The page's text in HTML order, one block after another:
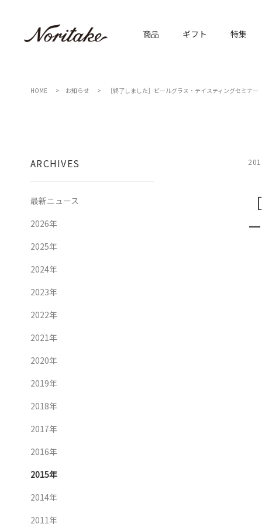
商品 ギフト 特集
HOME お知らせ ［終了しました］ビールグラス・テイスティングセミナー
ARCHIVES
最新ニュース
2026年
2025年
2024年
2023年
2022年
2021年
2020年
2019年
2018年
2017年
2016年
2015年
2014年
2011年